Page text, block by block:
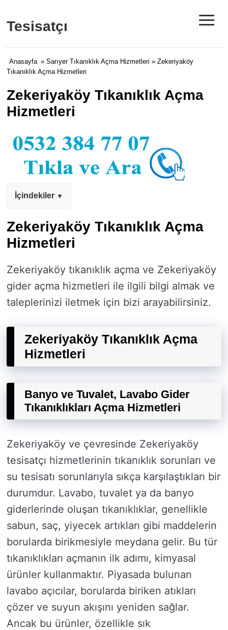
Tesisatçı ≡
Anasayfa » Sarıyer Tıkanıklık Açma Hizmetleri » Zekeriyaköy
Tıkanıklık Açma Hizmetleri
Zekeriyaköy Tıkanıklık Açma
Hizmetleri
İçindekiler
Zekeriyaköy Tıkanıklık Açma
Hizmetleri
Zekeriyaköy tıkanıklık açma ve Zekeriyaköy
gider açma hizmetleri ile ilgili bilgi almak ve
taleplerinizi iletmek için bizi arayabilirsiniz.
Zekeriyaköy Tıkanıklık Açma
Hizmetleri
Banyo ve Tuvalet, Lavabo Gider
Tıkanıklıkları Açma Hizmetleri
Zekeriyaköy ve çevresinde Zekeriyaköy
tesisatçı hizmetlerinin tıkanıklık sorunları ve
su tesisatı sorunlarıyla sıkça karşılaştıkları bir
durumdur. Lavabo, tuvalet ya da banyo
giderlerinde oluşan tıkanıklıklar, genellikle
sabun, saç, yiyecek artıkları gibi maddelerin
borularda birikmesiyle meydana gelir. Bu tür
tıkanıklıkları açmanın ilk adımı, kimyasal
ürünler kullanmaktır. Piyasada bulunan
lavabo açıcılar, borularda biriken atıkları
çözer ve suyun akışını yeniden sağlar.
Ancak bu ürünler, özellikle sık